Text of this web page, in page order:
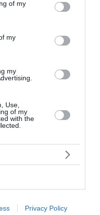
You may click to
its third-party tags to
in below Google
of my
my
my
Use,
of my
with the
Privacy Policy
σε σχέση με το
βιομηχανικούς
2025. Παρά το
του τομέα
υπόψη τη
Κομοτηνής
της καθαρής θέσης)
κερδοφορία
σε περίπου €
ΒΟΑΚ, IRC,